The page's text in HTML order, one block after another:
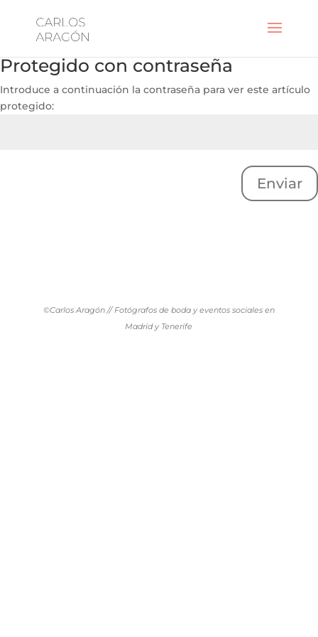
Protegido con contraseña
Introduce a continuación la contraseña para ver este artículo
protegido:
Enviar
©Carlos Aragón // Fotógrafos de boda y eventos sociales en
Madrid y Tenerife